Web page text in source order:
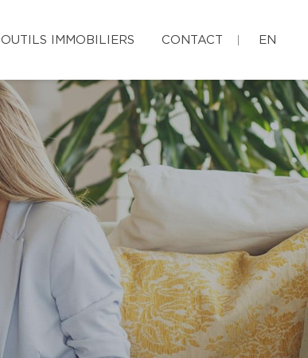
OUTILS IMMOBILIERS CONTACT EN